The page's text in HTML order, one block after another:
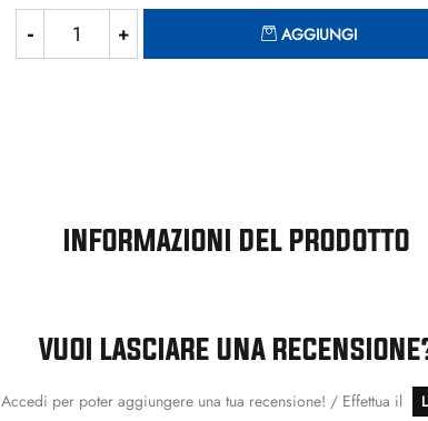
AGGIUNGI
INFORMAZIONI DEL PRODOTTO
VUOI LASCIARE UNA
Accedi per poter aggiungere una tua recensione! / Effettua il